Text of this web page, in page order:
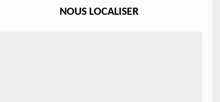
NOUS LOCALISER